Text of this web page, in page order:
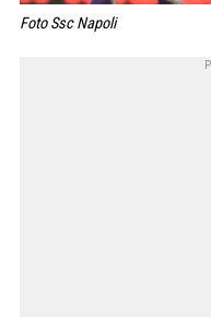
Foto Ssc Napoli